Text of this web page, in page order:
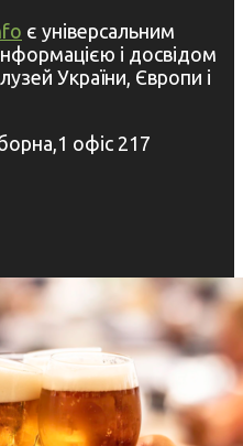
є універсальним
і досвідом
України, Європи і
офіс 217